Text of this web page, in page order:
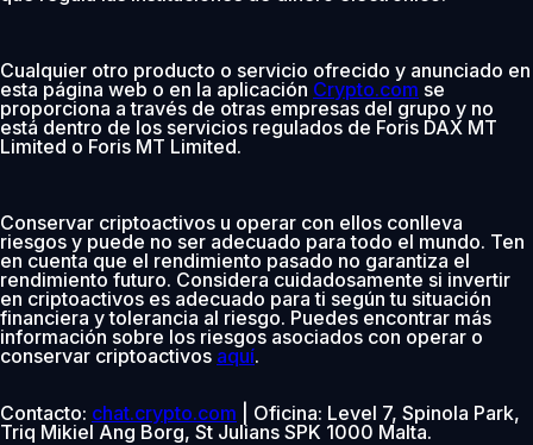
Cualquier otro producto o servicio ofrecido y anunciado en
esta página web o en la aplicación Crypto.com se
proporciona a través de otras empresas del grupo y no
está dentro de los servicios regulados de Foris DAX MT
Limited o Foris MT Limited.
Conservar criptoactivos u operar con ellos conlleva
riesgos y puede no ser adecuado para todo el mundo. Ten
en cuenta que el rendimiento pasado no garantiza el
rendimiento futuro. Considera cuidadosamente si invertir
en criptoactivos es adecuado para ti según tu situación
financiera y tolerancia al riesgo. Puedes encontrar más
información sobre los riesgos asociados con operar o
conservar criptoactivos aquí.
Contacto: chat.crypto.com | Oficina: Level 7, Spinola Park,
Triq Mikiel Ang Borg, St Julians SPK 1000 Malta.